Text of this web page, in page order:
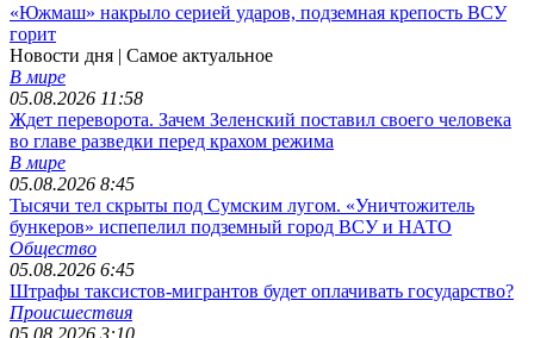
«Южмаш» накрыло серией ударов, подземная крепость ВСУ
горит
Новости дня | Самое актуальное
В мире
05.08.2026 11:58
Ждет переворота. Зачем Зеленский поставил своего человека
во главе разведки перед крахом режима
В мире
05.08.2026 8:45
Тысячи тел скрыты под Сумским лугом. «Уничтожитель
бункеров» испепелил подземный город ВСУ и НАТО
Общество
05.08.2026 6:45
Штрафы таксистов-мигрантов будет оплачивать государство?
Происшествия
05.08.2026 3:10